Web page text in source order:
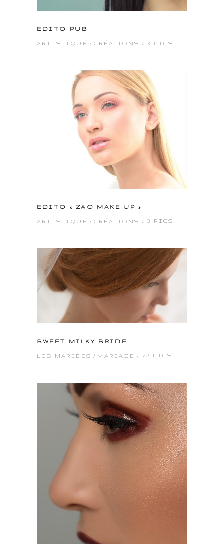
EDITO PUB
ARTISTIQUE CRÉATIONS 3 PICS
EDITO « ZAO MAKE UP »
ARTISTIQUE CRÉATIONS 3 PICS
SWEET MILKY BRIDE
LES MARIÉES MARIAGE 22 PICS